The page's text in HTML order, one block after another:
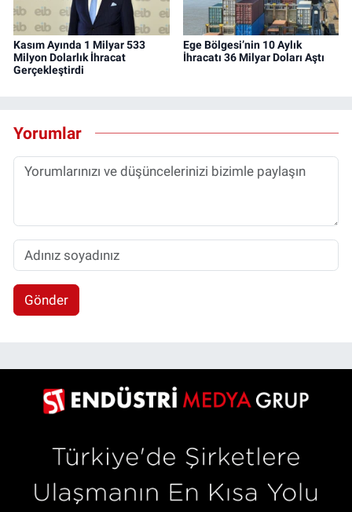
Kasım Ayında 1 Milyar 533
Milyon Dolarlık İhracat
Gerçekleştirdi
Ege Bölgesi’nin 10 Aylık
İhracatı 36 Milyar Doları Aştı
Yorumlar
Gönder